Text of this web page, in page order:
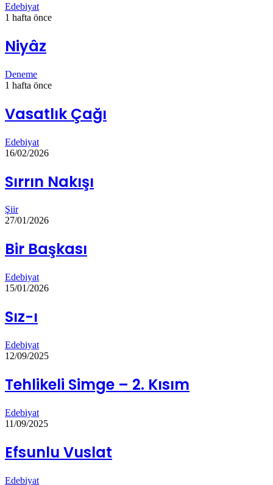
Edebiyat
1 hafta önce
Niyâz
Deneme
1 hafta önce
Vasatlık Çağı
Edebiyat
16/02/2026
Sırrın Nakışı
Şiir
27/01/2026
Bir Başkası
Edebiyat
15/01/2026
Sız-ı
Edebiyat
12/09/2025
Tehlikeli Simge – 2. Kısım
Edebiyat
11/09/2025
Efsunlu Vuslat
Edebiyat